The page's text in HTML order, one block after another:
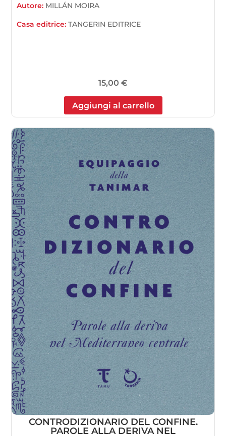
Autore: MILLÁN MOIRA
Casa editrice:TANGERIN EDITRICE
15,00 €
Aggiungi al carrello
CONTRODIZIONARIO DEL CONFINE.
PAROLE ALLA DERIVA NEL